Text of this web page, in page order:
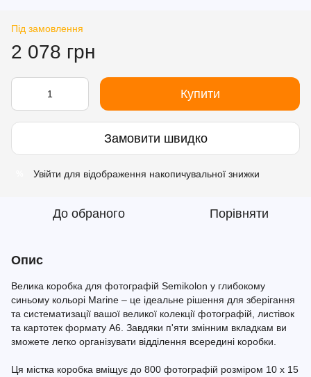
Під замовлення
2 078 грн
Купити
Замовити швидко
Увійти для відображення накопичувальної знижки
До обраного Порівняти
Опис
Велика коробка для фотографій Semikolon у глибокому
синьому кольорі Marine – це ідеальне рішення для зберігання
та систематизації вашої великої колекції фотографій, листівок
та картотек формату A6. Завдяки п'яти змінним вкладкам ви
зможете легко організувати відділення всередині коробки.
Ця містка коробка вміщує до 800 фотографій розміром 10 x 15